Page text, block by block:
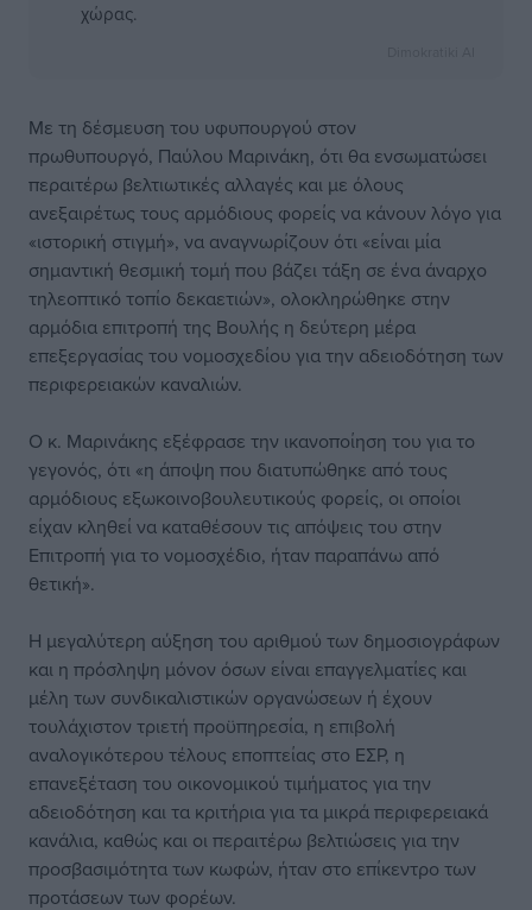
χώρας.
Με τη δέσμευση του υφυπουργού στον
πρωθυπουργό, Παύλου Μαρινάκη, ότι θα ενσωματώσει
περαιτέρω βελτιωτικές αλλαγές και με όλους
ανεξαιρέτως τους αρμόδιους φορείς να κάνουν λόγο για
«ιστορική στιγμή», να αναγνωρίζουν ότι «είναι μία
σημαντική θεσμική τομή που βάζει τάξη σε ένα άναρχο
τηλεοπτικό τοπίο δεκαετιών», ολοκληρώθηκε στην
αρμόδια επιτροπή της Βουλής η δεύτερη μέρα
επεξεργασίας του νομοσχεδίου για την αδειοδότηση των
περιφερειακών καναλιών.
Ο κ. Μαρινάκης εξέφρασε την ικανοποίηση του για το
γεγονός, ότι «η άποψη που διατυπώθηκε από τους
αρμόδιους εξωκοινοβουλευτικούς φορείς, οι οποίοι
είχαν κληθεί να καταθέσουν τις απόψεις του στην
Επιτροπή για το νομοσχέδιο, ήταν παραπάνω από
θετική».
Η μεγαλύτερη αύξηση του αριθμού των δημοσιογράφων
και η πρόσληψη μόνον όσων είναι επαγγελματίες και
μέλη των συνδικαλιστικών οργανώσεων ή έχουν
τουλάχιστον τριετή προϋπηρεσία, η επιβολή
αναλογικότερου τέλους εποπτείας στο ΕΣΡ, η
επανεξέταση του οικονομικού τιμήματος για την
αδειοδότηση και τα κριτήρια για τα μικρά περιφερειακά
κανάλια, καθώς και οι περαιτέρω βελτιώσεις για την
προσβασιμότητα των κωφών, ήταν στο επίκεντρο των
προτάσεων των φορέων.